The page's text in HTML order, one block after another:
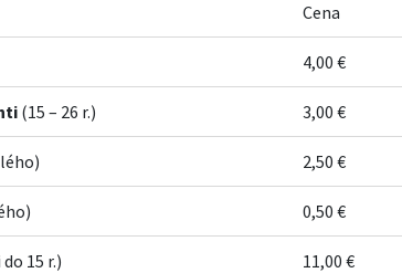
Cena
4,00 €
(15 – 26 r.) 3,00 €
2,50 €
0,50 €
15 r.) 11,00 €